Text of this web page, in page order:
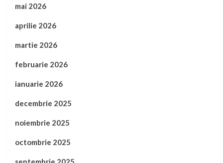
mai 2026
aprilie 2026
martie 2026
februarie 2026
ianuarie 2026
decembrie 2025
noiembrie 2025
octombrie 2025